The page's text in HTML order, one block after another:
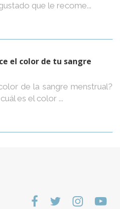
que le recome...
el color de tu sangre
de la sangre menstrual?
es el color ...